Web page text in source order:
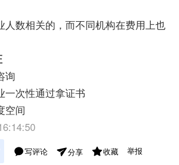
人数相关的，而不同机构在费用上也
询
一次性通过拿证书
空间
写评论 分享 收藏 举报